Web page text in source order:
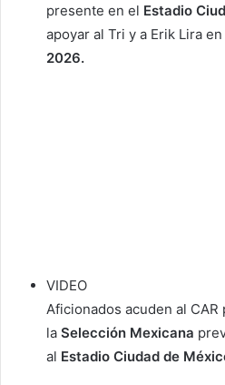
presente en el Estadio
apoyar al Tri y a Erik Lira
2026.
VIDEO
Aficionados acuden al CAR
la Selección Mexicana
al Estadio Ciudad de